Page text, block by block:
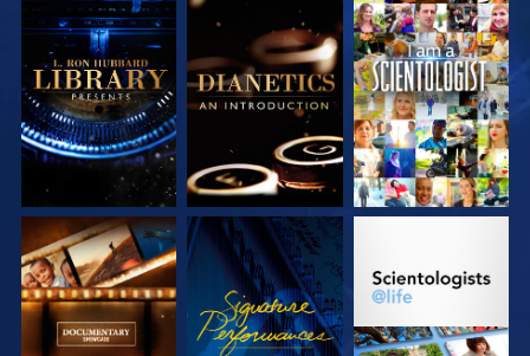
SERIE
ENTDECKEN
ENTDECKEN
ANSEHEN
SERIE
ENTDECKEN
ANSEHEN
SERIE